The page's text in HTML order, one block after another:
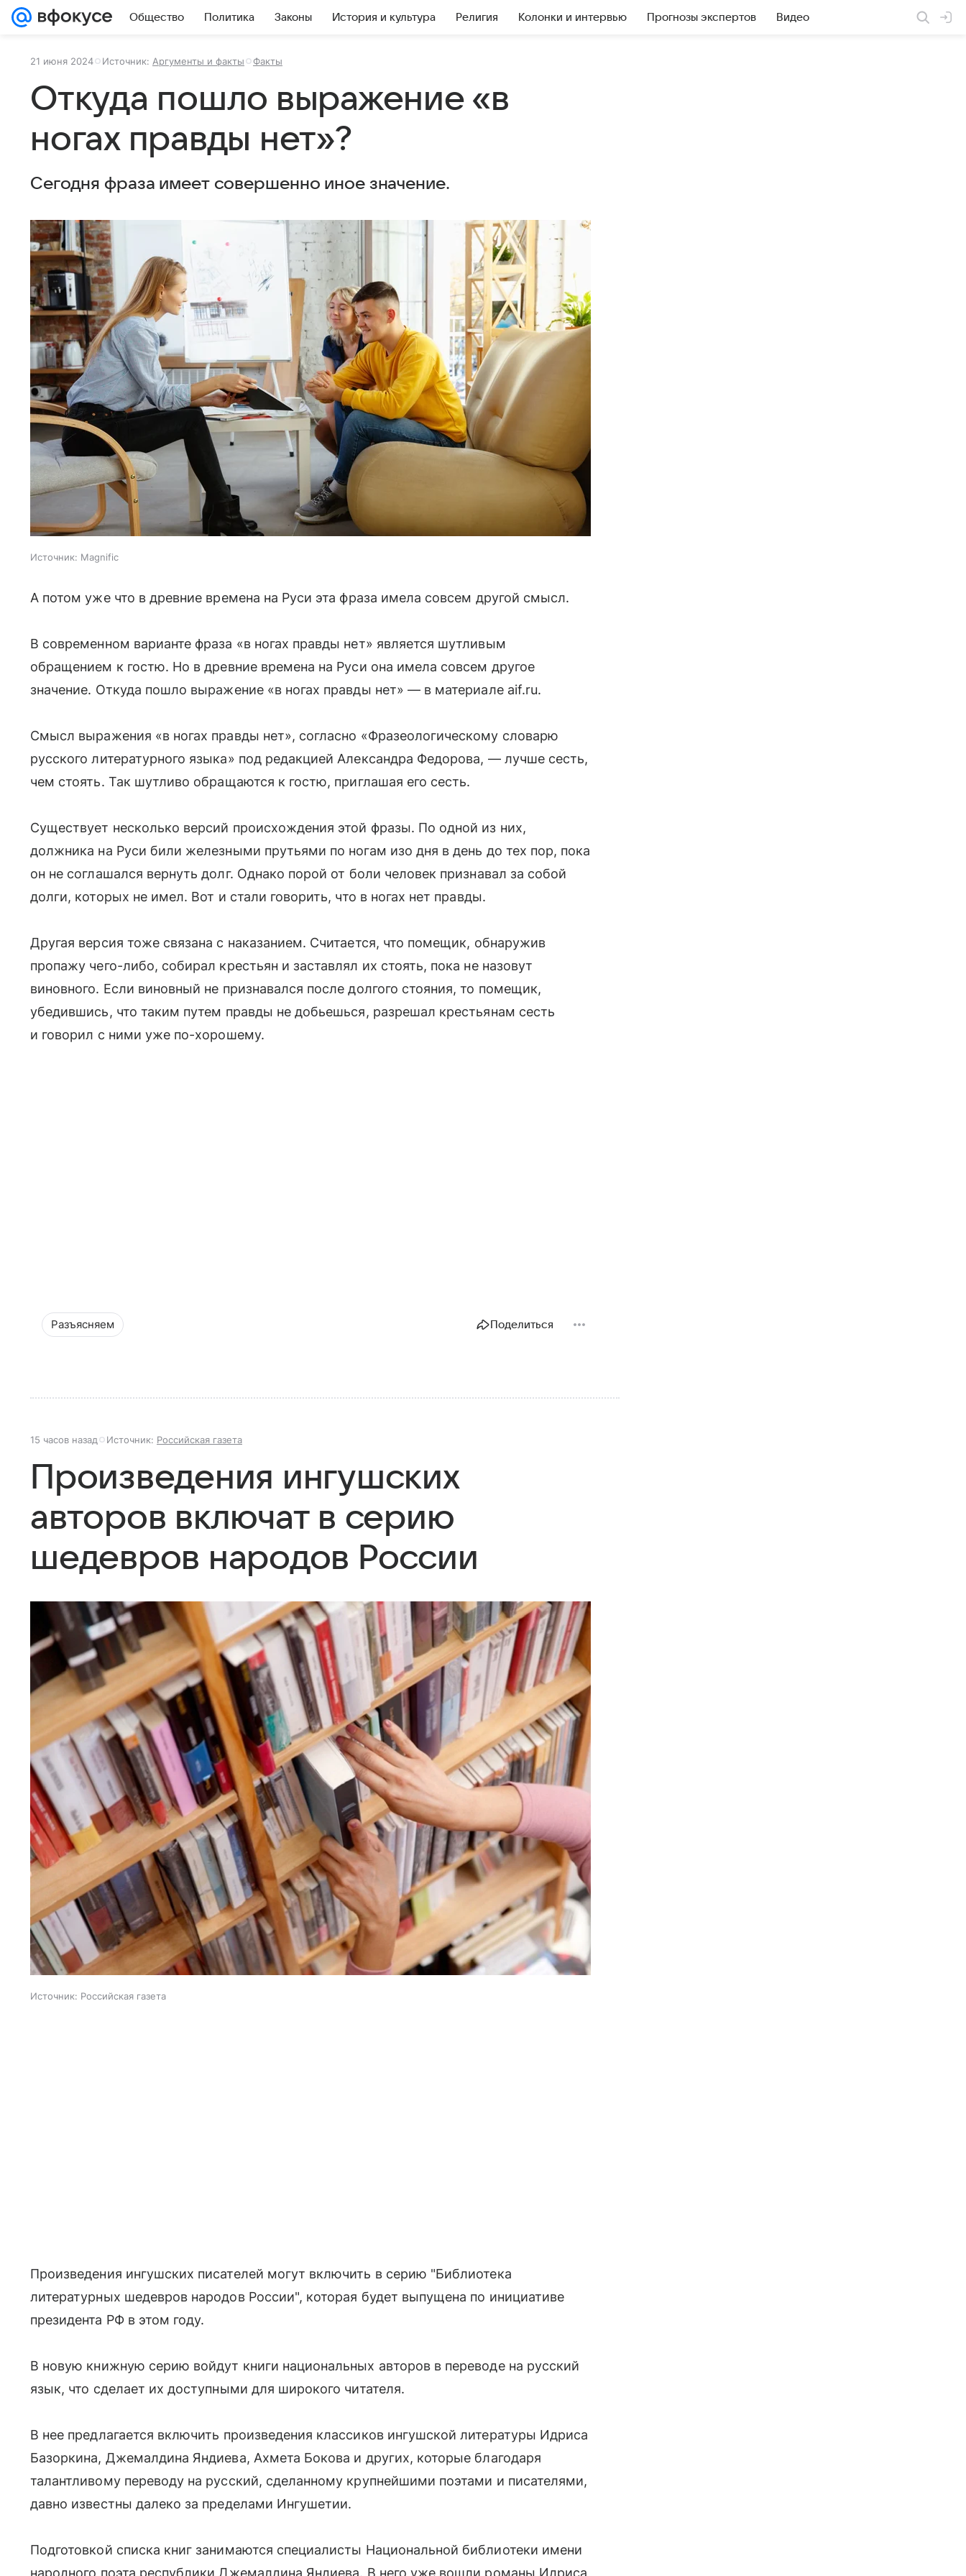
Общество Политика Законы История и культура Религия Колонки и интервью Прогнозы экспертов Видео
21 июня 2024 Источник: Аргументы и факты Факты
Откуда пошло выражение «в
ногах правды нет»?
Сегодня фраза имеет совершенно иное значение.
Источник: Magnific
А потом уже что в древние времена на Руси эта фраза имела совсем другой смысл.
В современном варианте фраза «в ногах правды нет» является шутливым
обращением к гостю. Но в древние времена на Руси она имела совсем другое
значение. Откуда пошло выражение «в ногах правды нет» — в материале aif.ru.
Смысл выражения «в ногах правды нет», согласно «Фразеологическому словарю
русского литературного языка» под редакцией Александра Федорова, — лучше сесть,
чем стоять. Так шутливо обращаются к гостю, приглашая его сесть.
Существует несколько версий происхождения этой фразы. По одной из них,
должника на Руси били железными прутьями по ногам изо дня в день до тех пор, пока
он не соглашался вернуть долг. Однако порой от боли человек признавал за собой
долги, которых не имел. Вот и стали говорить, что в ногах нет правды.
Другая версия тоже связана с наказанием. Считается, что помещик, обнаружив
пропажу чего-либо, собирал крестьян и заставлял их стоять, пока не назовут
виновного. Если виновный не признавался после долгого стояния, то помещик,
убедившись, что таким путем правды не добьешься, разрешал крестьянам сесть
и говорил с ними уже по-хорошему.
Разъясняем Поделиться
15 часов назад Источник: Российская газета
Произведения ингушских
авторов включат в серию
шедевров народов России
Источник: Российская газета
Произведения ингушских писателей могут включить в серию "Библиотека
литературных шедевров народов России", которая будет выпущена по инициативе
президента РФ в этом году.
В новую книжную серию войдут книги национальных авторов в переводе на русский
язык, что сделает их доступными для широкого читателя.
В нее предлагается включить произведения классиков ингушской литературы Идриса
Базоркина, Джемалдина Яндиева, Ахмета Бокова и других, которые благодаря
талантливому переводу на русский, сделанному крупнейшими поэтами и писателями,
давно известны далеко за пределами Ингушетии.
Подготовкой списка книг занимаются специалисты Национальной библиотеки имени
народного поэта республики Джемалдина Яндиева. В него уже вошли романы Идриса